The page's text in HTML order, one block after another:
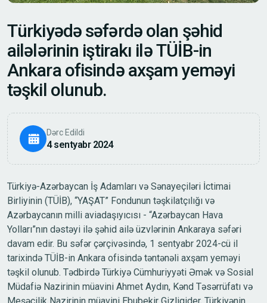
Türkiyədə səfərdə olan şəhid
ailələrinin iştirakı iləTÜİB-in
Ankara ofisində axşamyeməyi
təşkil olunub.
Dərc Edildi
4 sentyabr 2024
Türkiyə-Azərbaycan İş Adamları və Sənayeçiləri İctimai
Birliyinin (TÜİB), “YAŞAT” Fondunun təşkilatçılığı və
Azərbaycanın milli aviadaşıyıcısı - “Azərbaycan Hava
Yolları”nın dəstəyi ilə şəhid ailə üzvlərinin Ankaraya səfəri
davam edir. Bu səfər çərçivəsində, 1 sentyabr 2024-cü il
tarixində TÜİB-in Ankara ofisində təntənəli axşam yeməyi
təşkil olunub. Tədbirdə Türkiyə Cümhuriyyəti Əmək və Sosial
Müdafiə Nazirinin müavini Ahmet Aydın, Kənd Təsərrüfatı və